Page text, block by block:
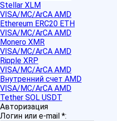
Stellar XLM
VISA/MC/ArCA AMD
Ethereum ERC20 ETH
VISA/MC/ArCA AMD
Monero XMR
VISA/MC/ArCA AMD
Ripple XRP
VISA/MC/ArCA AMD
Внутренний счет AMD
VISA/MC/ArCA AMD
Tether SOL USDT
Авторизация
Логин или e-mail *: